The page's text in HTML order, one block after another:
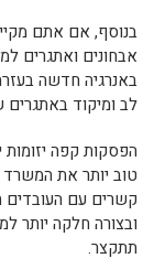
בנוסף, אם אתם
אבחונים ואתגרים
באנרגיה חדשה
לב ומיקוד
הפסקות קפה
טוב יותר את המשרד
קשרים עם העובדים
ובצורה חלקה יותר
תתקצר.